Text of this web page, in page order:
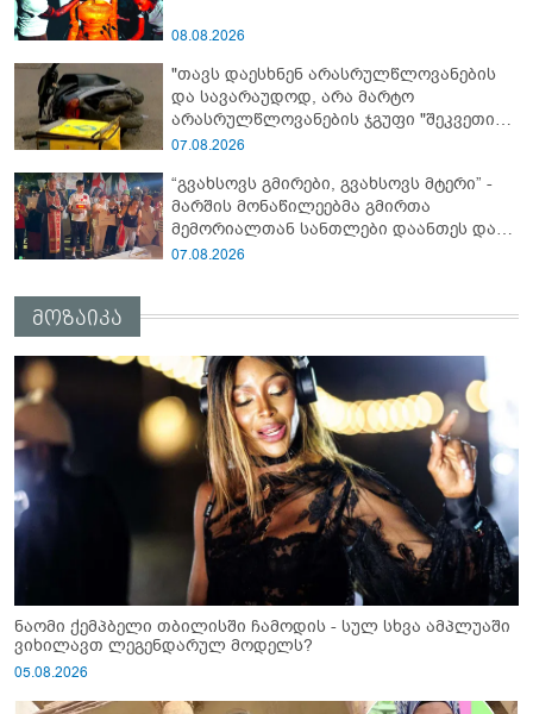
08.08.2026
"თავს დაესხნენ არასრულწლოვანების
და სავარაუდოდ, არა მარტო
არასრულწლოვანების ჯგუფი "შეკვეთის
მიტანისას, "გლოვოს" კურიერია
ადვოკატი?
07.08.2026
“გვახსოვს გმირები, გვახსოვს მტერი” -
მარშის მონაწილეებმა გმირთა
მემორიალთან სანთლები დაანთეს და
გმირების ხსოვნას პატივი მიაგეს
07.08.2026
მოზაიკა
ნაომი ქემპბელი თბილისში ჩამოდის - სულ სხვა ამპლუაში
ვიხილავთ ლეგენდარულ მოდელს?
05.08.2026